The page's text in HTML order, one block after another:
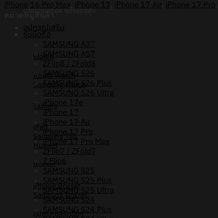
ปกป้องเครื่อง แข็งแรงสูง
อุปกรณ์เสริม
Watch
Apple Watch
Samsung Watch
Tablets
iPad
Samsung Tab
Huawei
Boxset
iPhone Boxset
Samsung Boxset
อุปกรณ์เสริมอื่นๆ
buffollow
[iPhone17/iPhone16/iPhone15/iPhone14]
iPhone 16 Pro Max
iPhone 17 iPhone 17 Air iPhone 17 Pro
รุ่นมือถือ
SAMSUNG A37
SAMSUNG A57
ZFlip8 / ZFold8
SAMSUNG S26
SAMSUNG S26 Plus
SAMSUNG S26 Ultra
iPhone 17e
iPhone 17
iPhone 17 Air
iPhone 17 Pro
iPhone 17 Pro Max
ZFlip7 / ZFold7
Z Flip6
SAMSUNG S25
SAMSUNG S25 Plus
SAMSUNG S25 Ultra
SAMSUNG S24
SAMSUNG S24 Plus